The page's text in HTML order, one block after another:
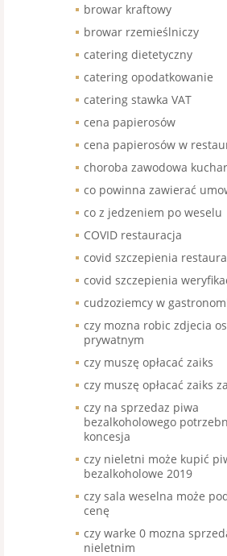
browar kraftowy
browar rzemieślniczy
catering dietetyczny
catering opodatkowanie
catering stawka VAT
cena papierosów
cena papierosów w
choroba zawodowa
co powinna zawierać
co z jedzeniem po weselu
COVID restauracja
covid szczepienia
covid szczepienia
cudzoziemcy w
czy mozna robic zdjecia
prywatnym
czy muszę opłacać zaiks
czy muszę opłacać zaiks
czy na sprzedaz piwa
bezalkoholowego
koncesja
czy nieletni może kupić
bezalkoholowe 2019
czy sala weselna może
cenę
czy warke 0 mozna
nieletnim